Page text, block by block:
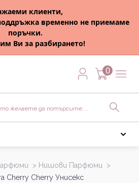
клиенти,
временно не приемаме
поръчки.
Ви за разбирането!
0
> Нишови Парфюми >
Cherry Cherry Унисекс